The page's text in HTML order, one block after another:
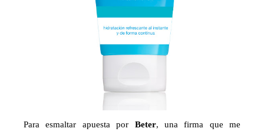
Para esmaltar apuesta por Beter, una firma que me